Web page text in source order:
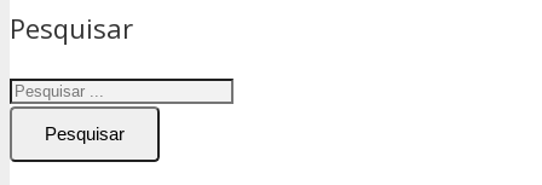
Pesquisar
Pesquisar